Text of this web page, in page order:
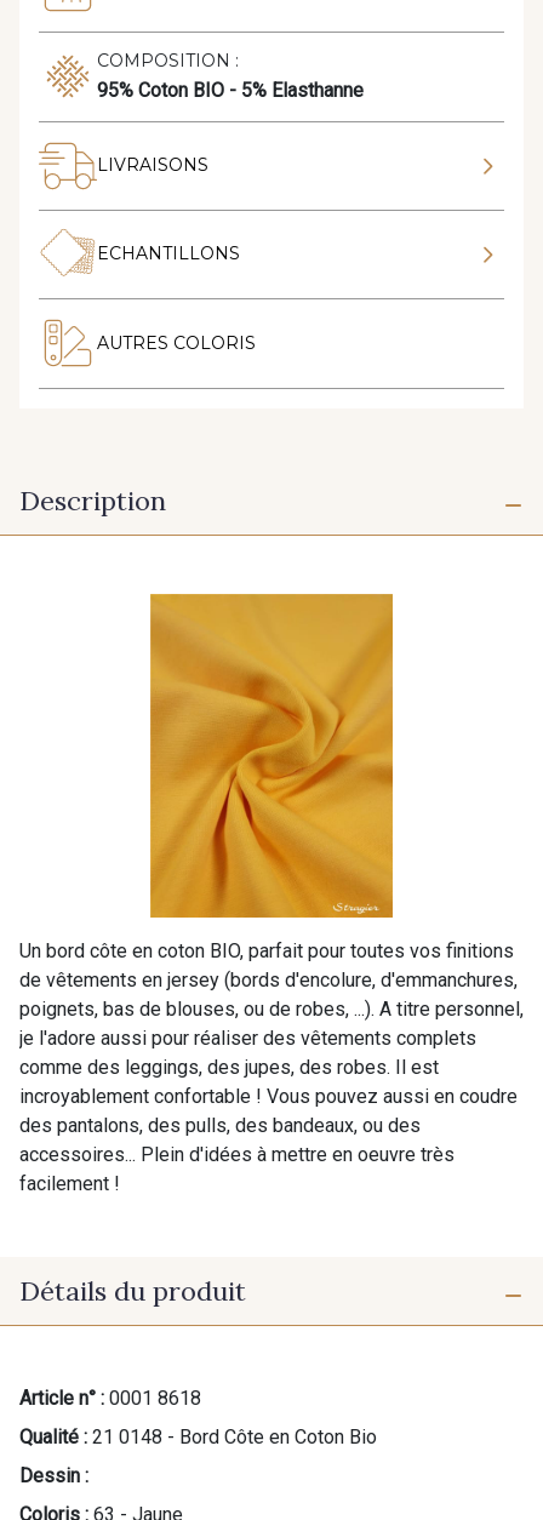
COMPOSITION :
95% Coton BIO - 5% Elasthanne
LIVRAISONS
ECHANTILLONS
AUTRES COLORIS
Description
Un bord côte en coton BIO, parfait pour toutes vos finitions
de vêtements en jersey (bords d'encolure, d'emmanchures,
poignets, bas de blouses, ou de robes, ...). A titre personnel,
je l'adore aussi pour réaliser des vêtements complets
comme des leggings, des jupes, des robes. Il est
incroyablement confortable ! Vous pouvez aussi en coudre
des pantalons, des pulls, des bandeaux, ou des
accessoires... Plein d'idées à mettre en oeuvre très
facilement !
Détails du produit
Article n° : 0001 8618
Qualité : 21 0148 - Bord Côte en Coton Bio
Dessin :
Coloris : 63 - Jaune